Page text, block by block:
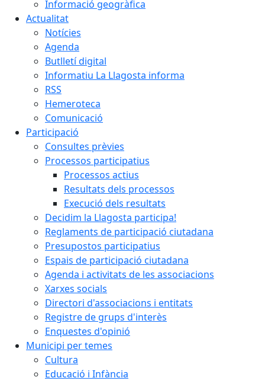
Informació geogràfica
Actualitat
Notícies
Agenda
Butlletí digital
Informatiu La Llagosta informa
RSS
Hemeroteca
Comunicació
Participació
Consultes prèvies
Processos participatius
Processos actius
Resultats dels processos
Execució dels resultats
Decidim la Llagosta participa!
Reglaments de participació ciutadana
Presupostos participatius
Espais de participació ciutadana
Agenda i activitats de les associacions
Xarxes socials
Directori d'associacions i entitats
Registre de grups d'interès
Enquestes d'opinió
Municipi per temes
Cultura
Educació i Infància